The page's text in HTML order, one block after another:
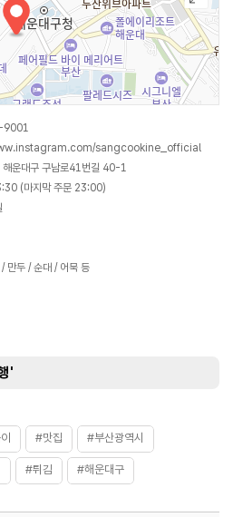
sangcookine_official
해운대구 구남로41번길 40-1
(마지막 주문 23:00)
만두 / 순대 / 어묵 등
'
#맛집 #부산광역시
#튀김 #해운대구